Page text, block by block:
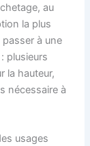
au
la plus
à une
plusieurs
la hauteur,
nécessaire à
usages